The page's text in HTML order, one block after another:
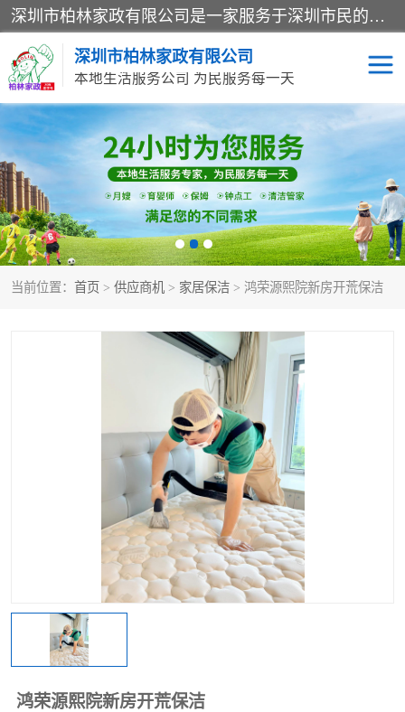
深圳市柏林家政有限公司是一家服务于深圳市民的专业家政公司。致力于为客户提供高质量、多维度的家庭服务，包括养老、母婴、月嫂育婴早教、康复理疗、家电清洗和保洁等方面的专业服务。
深圳市柏林家政有限公司
本地生活服务公司 为民服务每一天
当前位置： 首页 > 供应商机 > 家居保洁 > 鸿荣源熙院新房开荒保洁
鸿荣源熙院新房开荒保洁
家居保洁 护工月嫂
家庭保姆 家政服务